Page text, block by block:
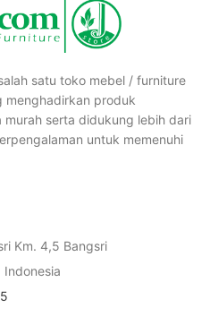
satu toko mebel / furniture
menghadirkan produk
serta didukung lebih dari
untuk memenuhi
Km. 4,5 Bangsri